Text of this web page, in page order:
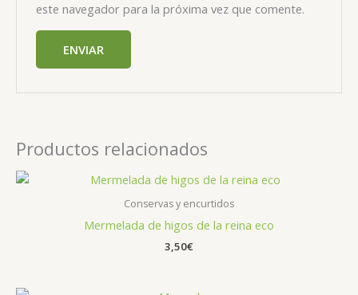
este navegador para la próxima vez que comente.
Productos relacionados
Conservas y encurtidos
Mermelada de higos de la reina eco
3,50€